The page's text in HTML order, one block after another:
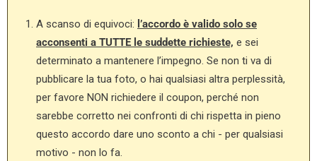
A scanso di equivoci: l’accordo è valido solo se
acconsenti a TUTTE le suddette richieste, e sei
determinato a mantenere l’impegno. Se non ti va di
pubblicare la tua foto, o hai qualsiasi altra perplessità,
per favore NON richiedere il coupon, perché non
sarebbe corretto nei confronti di chi rispetta in pieno
questo accordo dare uno sconto a chi - per qualsiasi
motivo - non lo fa.